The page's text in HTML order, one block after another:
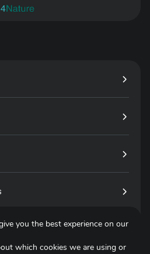
you the best experience on our
which cookies we are using or